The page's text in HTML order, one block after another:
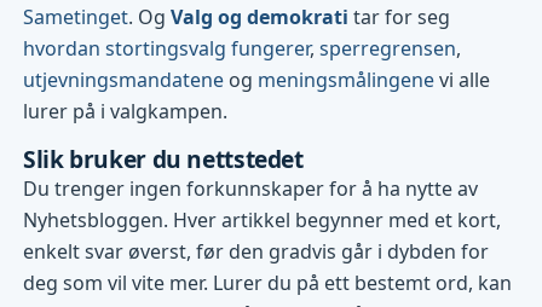
Sametinget. OgValg og demokrati tar for seg
hvordan stortingsvalg fungerer,sperregrensen,
utjevningsmandatene og meningsmålingenevi alle
lurer på i valgkampen.
Slik bruker du nettstedet
Du trenger ingen forkunnskaper for å ha nytte av
Nyhetsbloggen. Hver artikkel begynner med et kort,
enkelt svar øverst, før den gradvis går i dybden for
deg som vil vite mer. Lurer du på ett bestemt ord, kan